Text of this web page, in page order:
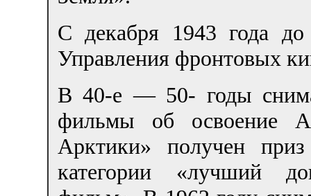
С декабря 1943 года
Управления фронтовых
В 40-е — 50- годы
фильмы об освоение
Арктики» получен
категории «лучший